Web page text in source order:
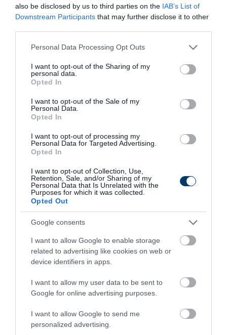
also be disclosed by us to third parties on the IAB’s List of
Downstream Participants that may further disclose it to other
Please note that this website/app uses one or more Google
not limited to your visit or usage behaviour. You may click to
grant or deny consent to Google and its third-party tags to
use your data for below specified purposes in below Google
consent section.
Personal Data Processing Opt Outs
I want to opt-out of the Sharing of my
personal data.
Opted In
I want to opt-out of the Sale of my
Personal Data.
Opted In
I want to opt-out of processing my
Personal Data for Targeted Advertising.
Opted In
I want to opt-out of Collection, Use,
Retention, Sale, and/or Sharing of my
Personal Data that Is Unrelated with the
Purposes for which it was collected.
Opted Out
Google consents
I want to allow Google to enable storage
related to advertising like cookies on web or
device identifiers in apps.
I want to allow my user data to be sent to
Google for online advertising purposes.
I want to allow Google to send me
personalized advertising.
Fungus Is A Parasite, And It Dies From A Drop Of
Plain...
398 37 105
9 h 18 min
Fungus Dries Up And Falls Off After The First